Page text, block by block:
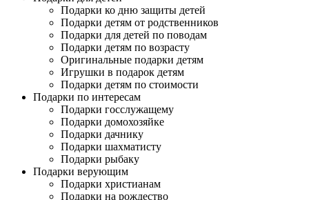
Подарки ко дню защиты детей
Подарки детям от родственников
Подарки для детей по поводам
Подарки детям по возрасту
Оригинальные подарки детям
Игрушки в подарок детям
Подарки детям по стоимости
Подарки по интересам
Подарки госслужащему
Подарки домохозяйке
Подарки дачнику
Подарки шахматисту
Подарки рыбаку
Подарки верующим
Подарки христианам
Подарки на рождество